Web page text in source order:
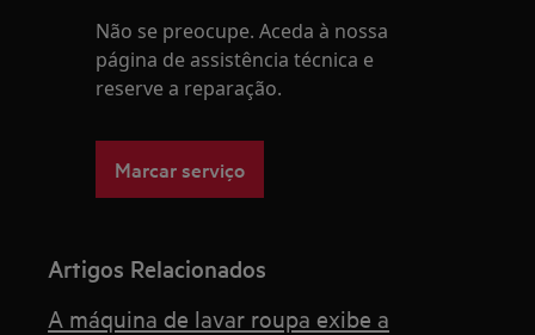
Não se preocupe. Aceda à nossa
página de assistência técnica e
reserve a reparação.
Marcar serviço
Artigos Relacionados
A máquina de lavar roupa exibe a